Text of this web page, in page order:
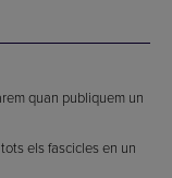
quan publiquem un
els fascicles en un